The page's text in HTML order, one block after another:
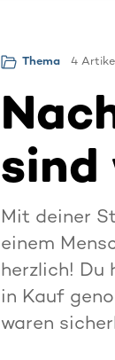
Thema 4 Artikel
sind
Mit deiner
einem
herzlich! Du
in Kauf
waren